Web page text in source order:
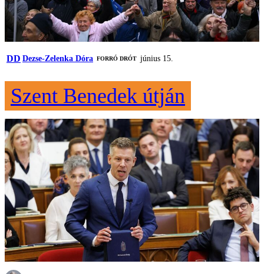
DD Dezse-Zelenka Dóra FORRÓ DRÓT június 15.
Szent Benedek útján